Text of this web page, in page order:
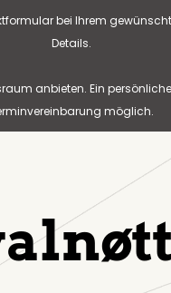
bei Ihrem
Details.
anbieten. Ein
möglich.